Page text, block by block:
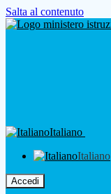
Salta al contenuto
Italiano
Italiano
Accedi